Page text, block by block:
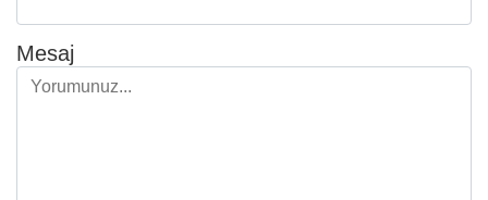
Mesaj